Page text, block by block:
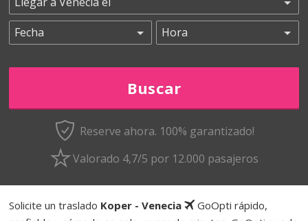
Reserve ahora. 100% garantizado!
Valorado 4,7/5 por 12.000 pasajeros
Solicite un traslado Koper - Venecia
GoOpti rápido,